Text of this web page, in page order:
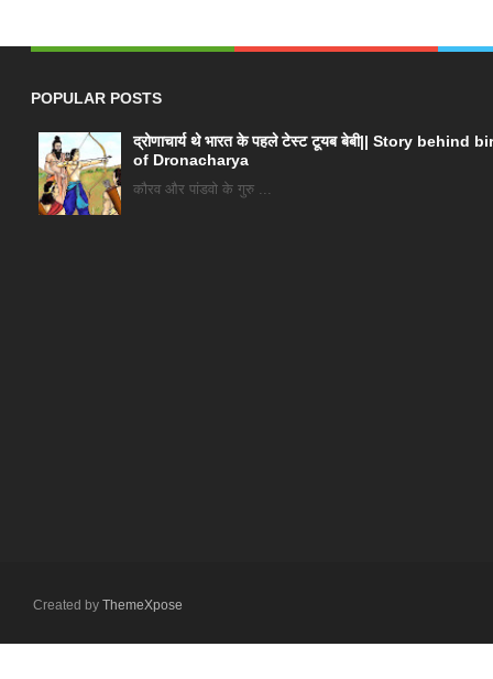
POPULAR POSTS
द्रोणाचार्य थे भारत के पहले टेस्ट टूयब बेबी|| Story behind
of Dronacharya
कौरव और पांडवो के गुरु ...
Created by ThemeXpose